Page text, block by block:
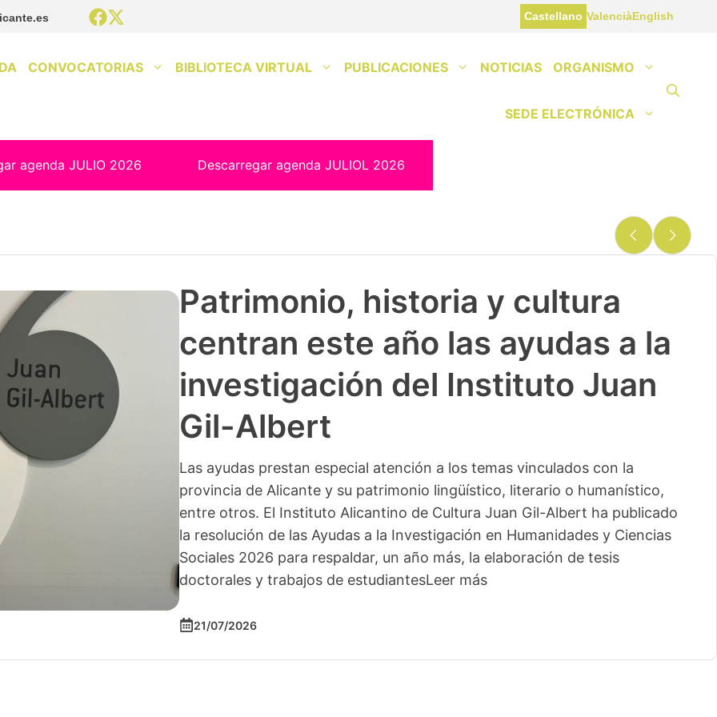
Castellano ValenciàEnglish
CONVOCATORIAS BIBLIOTECA VIRTUAL PUBLICACIONES NOTICIAS ORGANISMO
SEDE ELECTRÓNICA
agenda JULIO 2026 Descarregar agenda JULIOL 2026
Patrimonio, historia y cultura
centran este año las ayudas a la
investigación del Instituto Juan
Gil-Albert
Las ayudas prestan especial atención a los temas vinculados con la
provincia de Alicante y su patrimonio lingüístico, literario o humanístico,
entre otros. El Instituto Alicantino de Cultura Juan Gil-Albert ha publicado
la resolución de las Ayudas a la Investigación en Humanidades y Ciencias
Sociales 2026 para respaldar, un año más, la elaboración de tesis
doctorales y trabajos de estudiantesLeer más
21/07/2026